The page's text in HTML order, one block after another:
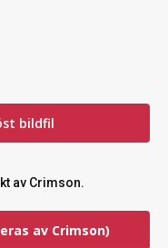
bildfil
av Crimson.
av Crimson)